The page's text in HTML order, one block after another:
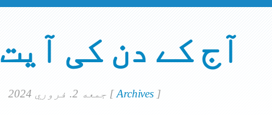
آج کے دن کی آیت
[Archives ]